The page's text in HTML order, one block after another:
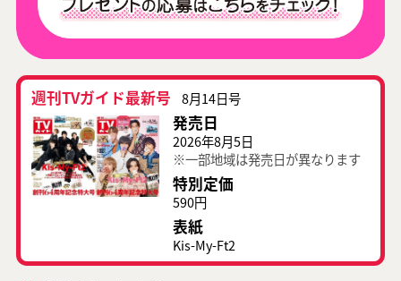
週刊TVガイド最新号 8月14日号
発売日
2026年8月5日
※一部地域は発売日が異なります
特別定価
590円
表紙
Kis-My-Ft2